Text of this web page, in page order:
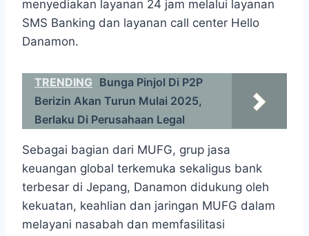
menyediakan layanan 24 jam melalui layanan
SMS Banking dan layanan call center Hello
Danamon.
TRENDING Bunga Pinjol Di P2P
Berizin Akan Turun Mulai 2025,
Berlaku Di Perusahaan Legal
Sebagai bagian dari MUFG, grup jasa
keuangan global terkemuka sekaligus bank
terbesar di Jepang, Danamon didukung oleh
kekuatan, keahlian dan jaringan MUFG dalam
melayani nasabah dan memfasilitasi